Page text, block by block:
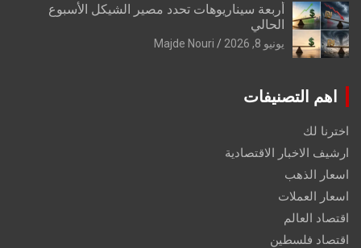
أربعة سيناريوهات تحدد مصير الشيكل الأسبوع
الحالي
يونيو 8, 2026 Majde Nouri
اهم التصنيفات
اخترنا لك
ارشيف الاخبار الاقتصادية
اسعار الذهب
اسعار العملات
اقتصاد العالم
اقتصاد فلسطين